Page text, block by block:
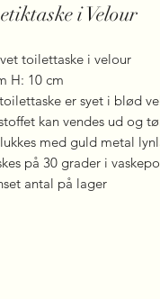
i Velour
toilettaske i velour
H: 10 cm
er syet i blød
kan vendes ud og
med guld metal
på 30 grader i
antal på lager